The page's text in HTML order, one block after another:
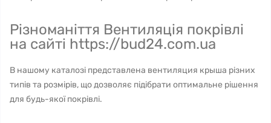
Різноманіття Вентиляція покрівлі
на сайті https://bud24.com.ua
В нашому каталозі представлена вентиляция крыша різних
типів та розмірів, що дозволяє підібрати оптимальне рішення
для будь-якої покрівлі.